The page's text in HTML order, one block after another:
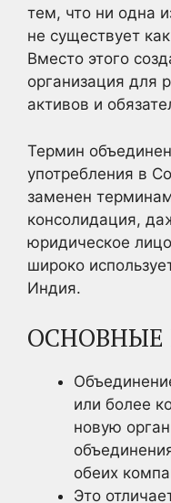
тем, что ни одна
не существует
Вместо этого
организация для
активов и
Термин
употребления в
заменен
консолидация,
юридическое
широко
Индия.
или более
новую
обеих
Это